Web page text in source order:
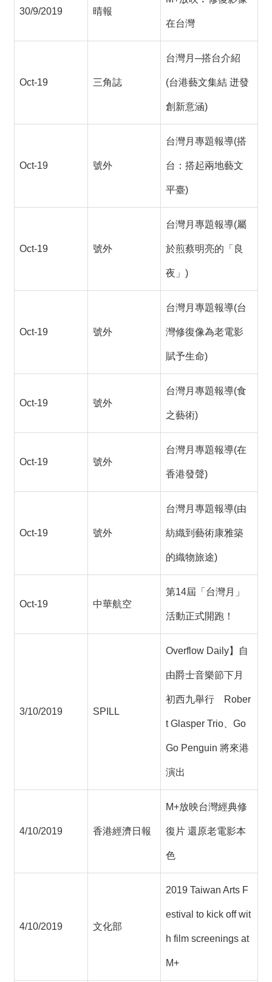
30/9/2019 晴報
在台灣
Oct-19 三角誌
台灣月─搭台介紹
(台港藝文集結 迸發
創新意涵)
Oct-19 號外
台灣月專題報導(搭
台：搭起兩地藝文
平臺)
Oct-19 號外
台灣月專題報導(屬
於煎蔡明亮的「良
夜」)
Oct-19 號外
台灣月專題報導(台
灣修復像為老電影
賦予生命)
Oct-19 號外
台灣月專題報導(食
之藝術)
Oct-19 號外
台灣月專題報導(在
香港發聲)
Oct-19 號外
台灣月專題報導(由
紡織到藝術康雅築
的織物旅途)
Oct-19 中華航空
第14屆「台灣月」
活動正式開跑！
3/10/2019 SPILL
Overflow Daily】自
由爵士音樂節下月
初西九舉行 Rober
t Glasper Trio、Go
Go Penguin 將來港
演出
4/10/2019 香港經濟日報
M+放映台灣經典修
復片 還原老電影本
色
4/10/2019 文化部
2019 Taiwan Arts F
estival to kick off wit
h film screenings at
M+